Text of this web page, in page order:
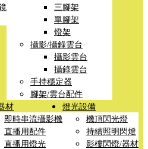
三腳架
單腳架
燈架
攝影/攝錄雲台
攝影雲台
攝錄雲台
手持穩定器
腳架/雲台配件
材
即時串流攝影機
直播用配件
直播用燈光
燈光設備
機頂閃光燈
持續照明閃燈
影樓閃燈/器材